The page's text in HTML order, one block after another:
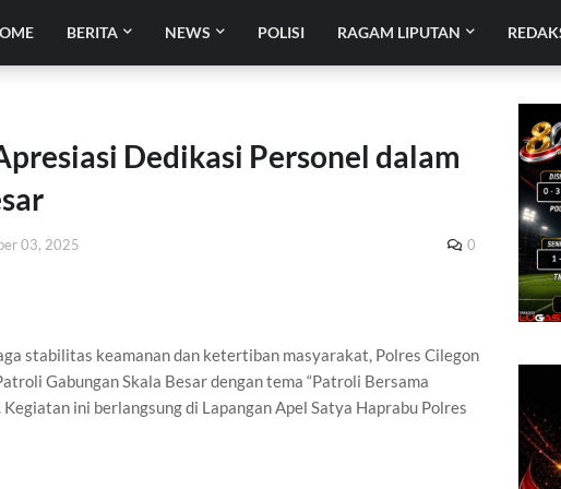
BERITA NEWS POLISI RAGAM LIPUTAN
Dedikasi Personel dalam
03, 2025 0
stabilitas keamanan dan ketertiban masyarakat, Polres Cilegon
Gabungan Skala Besar dengan tema “Patroli Bersama
ini berlangsung di Lapangan Apel Satya Haprabu Polres